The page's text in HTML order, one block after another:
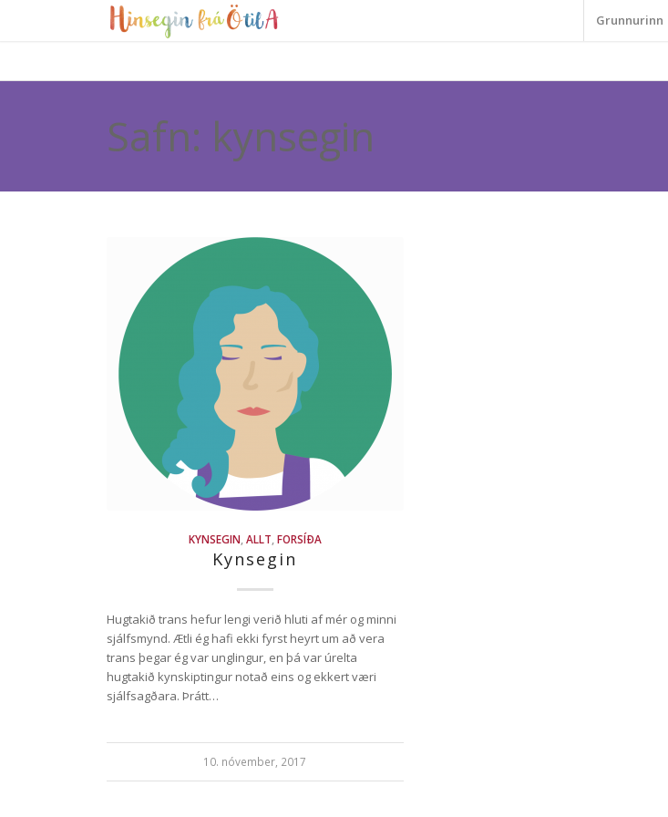
Grunnurinn
Safn: kynsegin
KYNSEGIN ALLT FORSÍÐA
Kynsegin
Hugtakið trans hefur lengi verið hluti af mér og minni
sjálfsmynd. Ætli ég hafi ekki fyrst heyrt um að vera
trans þegar ég var unglingur, en þá var úrelta
hugtakið kynskiptingur notað eins og ekkert væri
sjálfsagðara. Þrátt…
10. nóvember, 2017